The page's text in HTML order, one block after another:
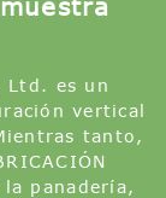
la panadería,
China.